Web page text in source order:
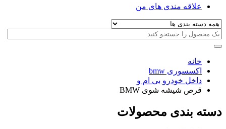
علاقه مندی های من
خانه
اکسسوری bmw
داخل خودرو بی ام و
قرص شیشه شوی BMW
دسته بندی محصولات